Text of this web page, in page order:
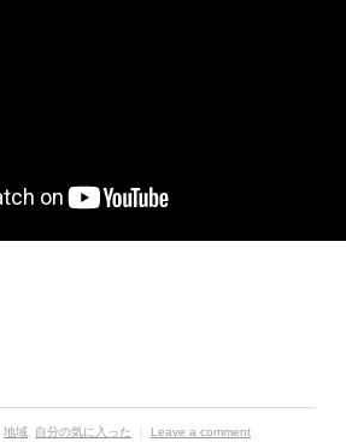
地域 自分の気に入った Leave a comment